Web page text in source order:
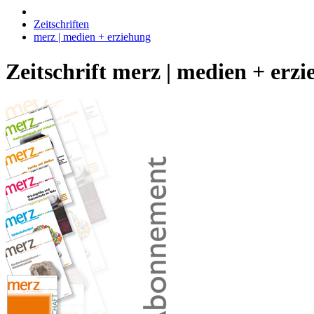
Zeitschriften
merz | medien + erziehung
Zeitschrift merz | medien +